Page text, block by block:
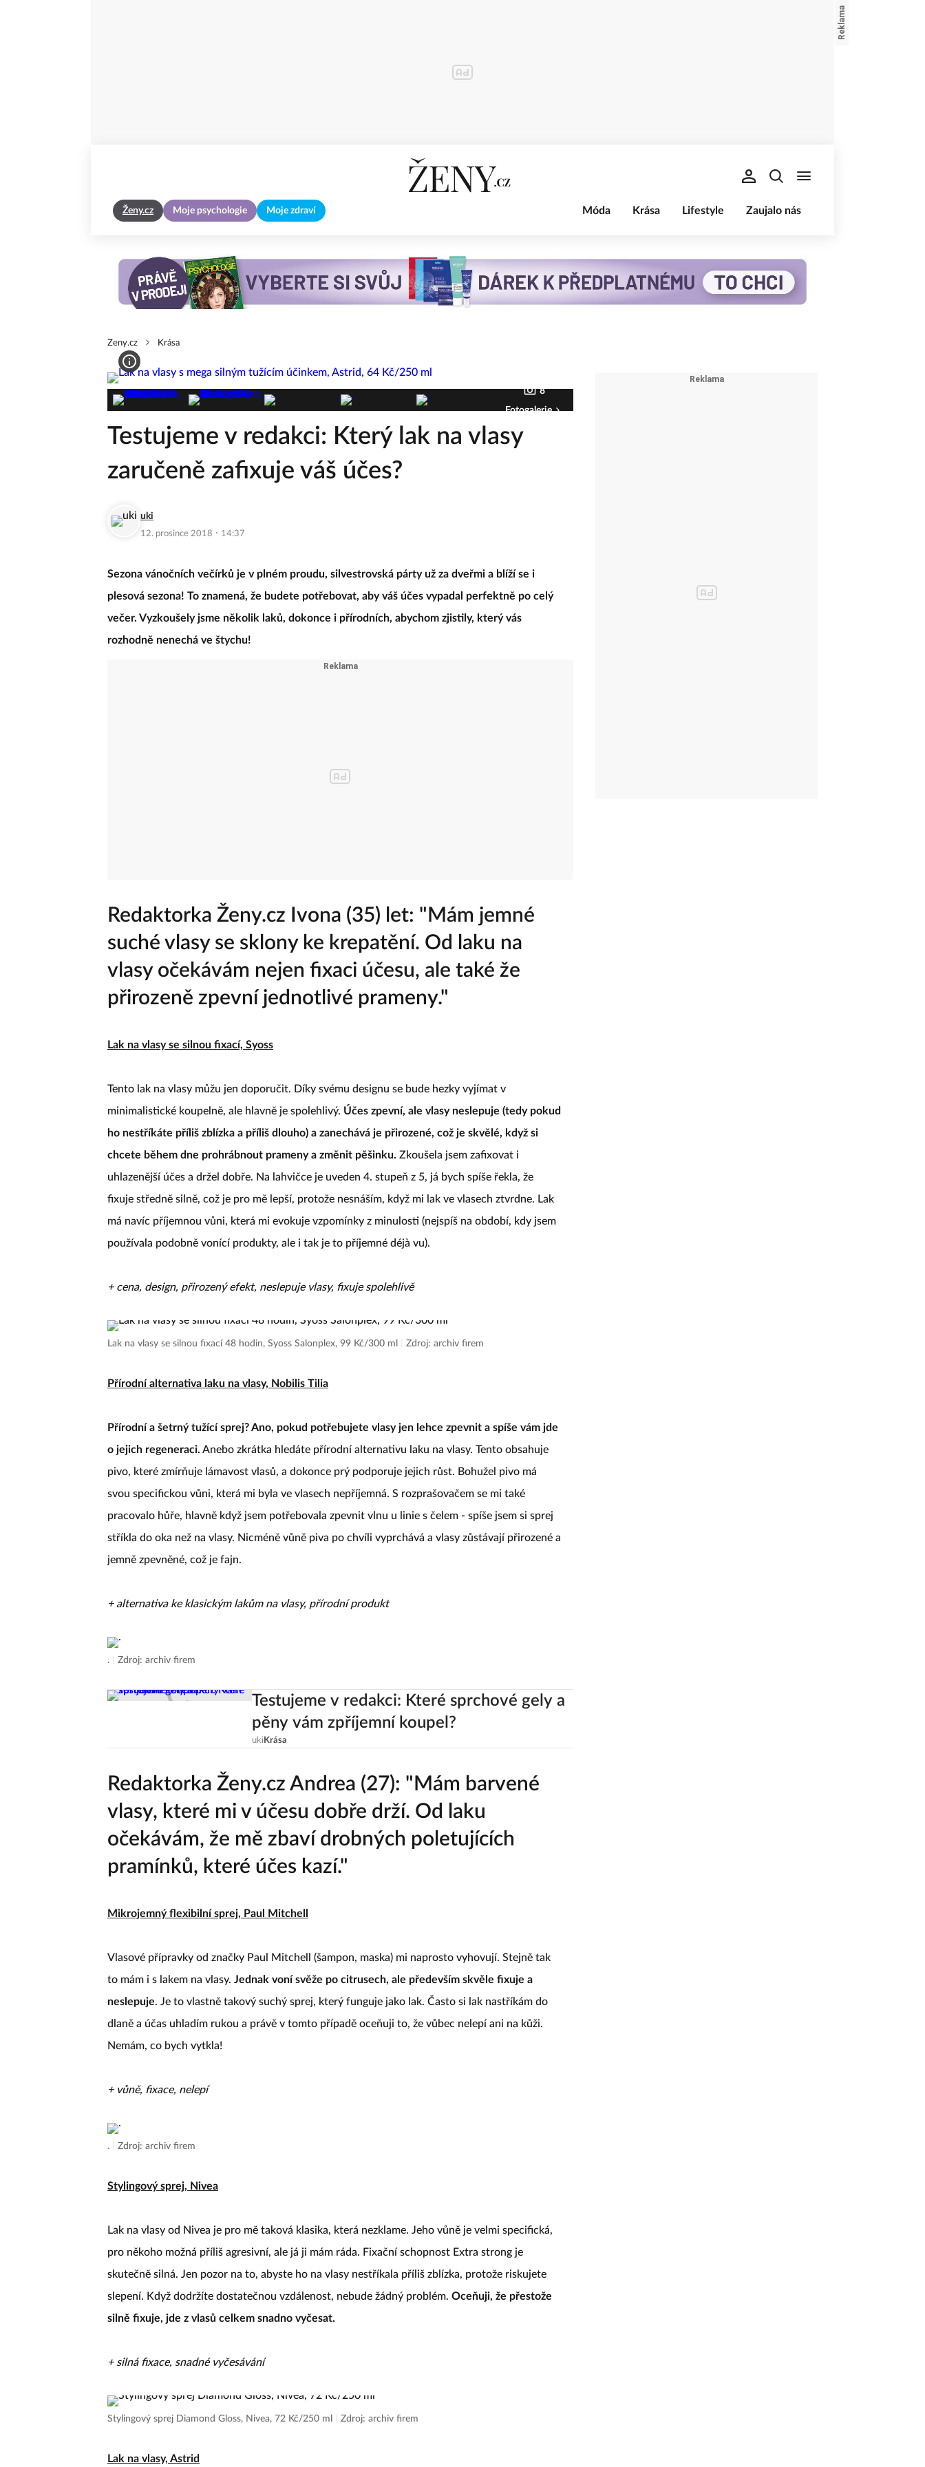
Ženy.cz Moje psychologie Moje zdraví Móda Krása Lifestyle Zaujalo nás
Zeny.cz Krása
8
Fotogalerie
Testujeme v redakci: Který lak na vlasy
zaručeně zafixuje váš účes?
uki
12. prosince 2018 · 14:37
Sezona vánočních večírků je v plném proudu, silvestrovská párty už za dveřmi a blíží se i
plesová sezona! To znamená, že budete potřebovat, aby váš účes vypadal perfektně po celý
večer. Vyzkoušely jsme několik laků, dokonce i přírodních, abychom zjistily, který vás
rozhodně nenechá ve štychu!
Redaktorka Ženy.cz Ivona (35) let: "Mám jemné
suché vlasy se sklony ke krepatění. Od laku na
vlasy očekávám nejen fixaci účesu, ale také že
přirozeně zpevní jednotlivé prameny."
Lak na vlasy se silnou fixací, Syoss
Tento lak na vlasy můžu jen doporučit. Díky svému designu se bude hezky vyjímat v
minimalistické koupelně, ale hlavně je spolehlivý. Účes zpevní, ale vlasy neslepuje (tedy pokud
ho nestříkáte příliš zblízka a příliš dlouho) a zanechává je přirozené, což je skvělé, když si
chcete během dne prohrábnout prameny a změnit pěšinku. Zkoušela jsem zafixovat i
uhlazenější účes a držel dobře. Na lahvičce je uveden 4. stupeň z 5, já bych spíše řekla, že
fixuje středně silně, což je pro mě lepší, protože nesnáším, když mi lak ve vlasech ztvrdne. Lak
má navíc příjemnou vůni, která mi evokuje vzpomínky z minulosti (nejspíš na období, kdy jsem
používala podobně vonící produkty, ale i tak je to příjemné déjà vu).
+ cena, design, přirozený efekt, neslepuje vlasy, fixuje spolehlivě
Lak na vlasy se silnou fixací 48 hodin, Syoss Salonplex, 99 Kč/300 ml Zdroj: archiv firem
Přírodní alternativa laku na vlasy, Nobilis Tilia
Přírodní a šetrný tužící sprej? Ano, pokud potřebujete vlasy jen lehce zpevnit a spíše vám jde
o jejich regeneraci. Anebo zkrátka hledáte přírodní alternativu laku na vlasy. Tento obsahuje
pivo, které zmírňuje lámavost vlasů, a dokonce prý podporuje jejich růst. Bohužel pivo má
svou specifickou vůni, která mi byla ve vlasech nepříjemná. S rozprašovačem se mi také
pracovalo hůře, hlavně když jsem potřebovala zpevnit vlnu u linie s čelem - spíše jsem si sprej
stříkla do oka než na vlasy. Nicméně vůně piva po chvíli vyprchává a vlasy zůstávají přirozené a
jemně zpevněné, což je fajn.
+ alternativa ke klasickým lakům na vlasy, přírodní produkt
. Zdroj: archiv firem
Testujeme v redakci: Které sprchové gely a
pěny vám zpříjemní koupel?
ukiKrása
Redaktorka Ženy.cz Andrea (27): "Mám barvené
vlasy, které mi v účesu dobře drží. Od laku
očekávám, že mě zbaví drobných poletujících
pramínků, které účes kazí."
Mikrojemný flexibilní sprej, Paul Mitchell
Vlasové přípravky od značky Paul Mitchell (šampon, maska) mi naprosto vyhovují. Stejně tak
to mám i s lakem na vlasy. Jednak voní svěže po citrusech, ale především skvěle fixuje a
neslepuje. Je to vlastně takový suchý sprej, který funguje jako lak. Často si lak nastříkám do
dlaně a účas uhladím rukou a právě v tomto případě oceňuji to, že vůbec nelepí ani na kůži.
Nemám, co bych vytkla!
+ vůně, fixace, nelepí
. Zdroj: archiv firem
Stylingový sprej, Nivea
Lak na vlasy od Nivea je pro mě taková klasika, která nezklame. Jeho vůně je velmi specifická,
pro někoho možná příliš agresivní, ale já ji mám ráda. Fixační schopnost Extra strong je
skutečně silná. Jen pozor na to, abyste ho na vlasy nestříkala příliš zblízka, protože riskujete
slepení. Když dodržíte dostatečnou vzdálenost, nebude žádný problém. Oceňuji, že přestože
silně fixuje, jde z vlasů celkem snadno vyčesat.
+ silná fixace, snadné vyčesávání
Stylingový sprej Diamond Gloss, Nivea, 72 Kč/250 ml Zdroj: archiv firem
Lak na vlasy, Astrid